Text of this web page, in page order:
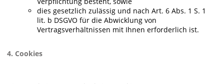
dies gesetzlich zulässig und nach Art. 6 Abs. 1 S. 1
lit. b DSGVO für die Abwicklung von
Vertragsverhältnissen mit Ihnen erforderlich ist.
4. Cookies